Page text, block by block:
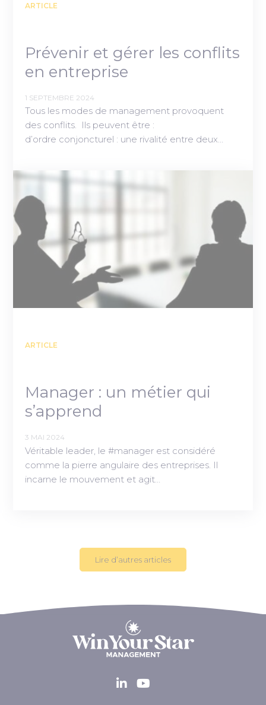
ARTICLE
Prévenir et gérer les conflits
en entreprise
1 SEPTEMBRE 2024
Tous les modes de management provoquent
des conflits. Ils peuvent être :
d’ordre conjoncturel : une rivalité entre deux…
ARTICLE
Manager : un métier qui
s’apprend
3 MAI 2024
Véritable leader, le #manager est considéré
comme la pierre angulaire des entreprises. Il
incarne le mouvement et agit…
Lire d’autres articles